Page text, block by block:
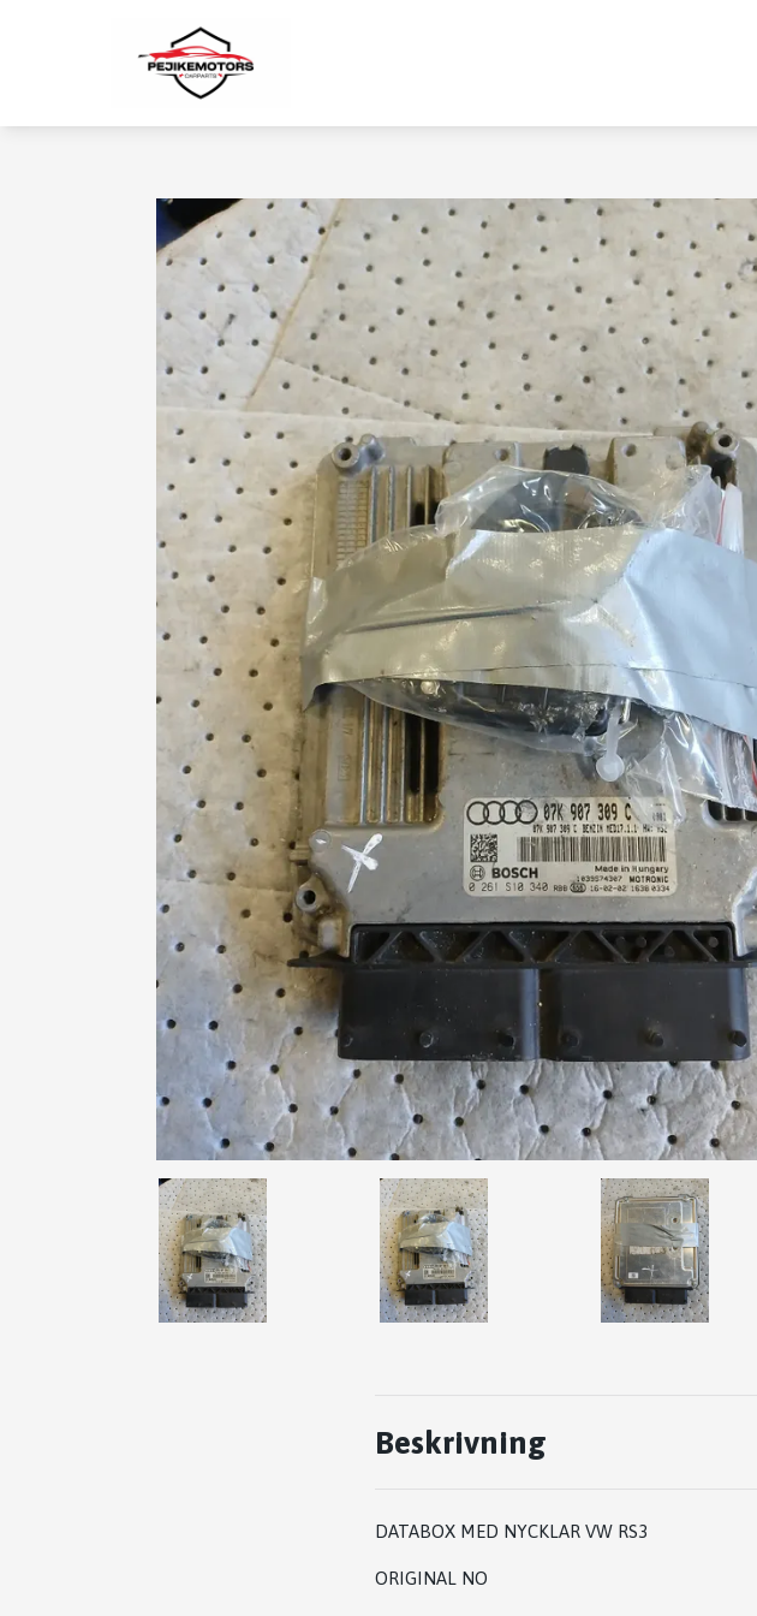
Beskrivning
DATABOX MED NYCKLAR VW RS3
ORIGINAL NO